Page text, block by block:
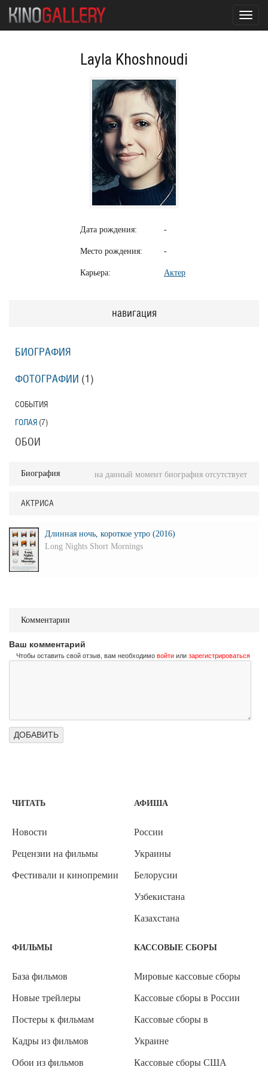
Layla Khoshnoudi
Дата рождения: -
Место рождения: -
Карьера: Актер
навигация
БИОГРАФИЯ
ФОТОГРАФИИ (1 )
СОБЫТИЯ
ГОЛАЯ (7)
ОБОИ
Биография на данный момент биография отсутствует
АКТРИСА
Длинная ночь, короткое утро (2016)
Long Nights Short Mornings
Комментарии
Ваш комментарий
Чтобы оставить свой отзыв, вам необходимо войти или зарегистрироваться
ЧИТАТЬ
Новости
Рецензии на фильмы
Фестивали и кинопремии
АФИША
России
Украины
Белорусии
Узбекистана
Казахстана
ФИЛЬМЫ
База фильмов
Новые трейлеры
Постеры к фильмам
Кадры из фильмов
Обои из фильмов
КАССОВЫЕ СБОРЫ
Мировые кассовые сборы
Кассовые сборы в России
Кассовые сборы в
Украине
Кассовые сборы США